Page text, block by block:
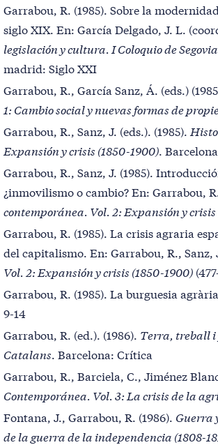
Garrabou, R. (1985). Sobre la
siglo XIX. En: García Delgado, J. L.
legislación y cultura. I Coloquio de
madrid: Siglo XXI
Garrabou, R., García Sanz, Á. (eds.)
1: Cambio social y nuevas formas de
Garrabou, R., Sanz, J. (eds.). (1985).
Expansión y crisis (1850-1900) .
Garrabou, R., Sanz, J. (1985).
¿inmovilismo o cambio? En: Garrabou,
contemporánea . Vol. 2: Expansión y
Garrabou, R. (1985). La crisis agraria
del capitalismo. En: Garrabou, R., Sanz,
Vol. 2: Expansión y crisis (1850-1900)
Garrabou, R. (1985). La burguesia
9-14
Garrabou, R. (ed.). (1986). Terra, treball i
Catalans . Barcelona: Crítica
Garrabou, R., Barciela, C., Jiménez
Contemporánea . Vol. 3: La crisis de la
Fontana, J., Garrabou, R. (1986). Guerra
de la guerra de la independencia (1808-